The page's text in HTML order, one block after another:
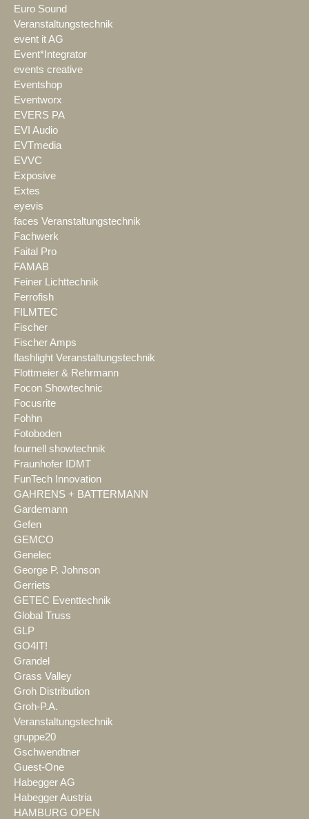
Euro Sound
Veranstaltungstechnik
event it AG
Event*Integrator
events creative
Eventshop
Eventworx
EVERS PA
EVI Audio
EVTmedia
EVVC
Exposive
Extes
eyevis
faces Veranstaltungstechnik
Fachwerk
Faital Pro
FAMAB
Feiner Lichttechnik
Ferrofish
FILMTEC
Fischer
Fischer Amps
flashlight Veranstaltungstechnik
Flottmeier & Rehrmann
Focon Showtechnic
Focusrite
Fohhn
Fotoboden
fournell showtechnik
Fraunhofer IDMT
FunTech Innovation
GAHRENS + BATTERMANN
Gardemann
Gefen
GEMCO
Genelec
George P. Johnson
Gerriets
GETEC Eventtechnik
Global Truss
GLP
GO4IT!
Grandel
Grass Valley
Groh Distribution
Groh-P.A.
Veranstaltungstechnik
gruppe20
Gschwendtner
Guest-One
Habegger AG
Habegger Austria
HAMBURG OPEN